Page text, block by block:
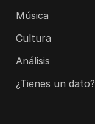
Música
Cultura
Análisis
¿Tienes un dato?